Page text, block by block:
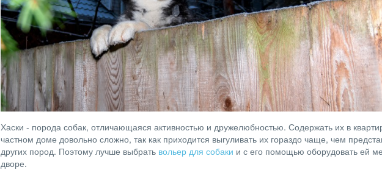
Хаски - порода собак, отличающаяся активностью и дружелюбностью. Содержать их в
частном доме довольно сложно, так как приходится выгуливать их гораздо чаще, чем
других пород. Поэтому лучше выбрать вольер для собаки и с его помощью оборудовать ей
дворе.